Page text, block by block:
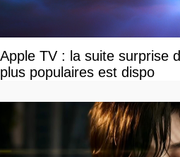
Apple TV : la suite surprise
plus populaires est dispo